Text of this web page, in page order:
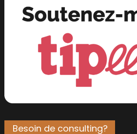
Besoin de consulting?